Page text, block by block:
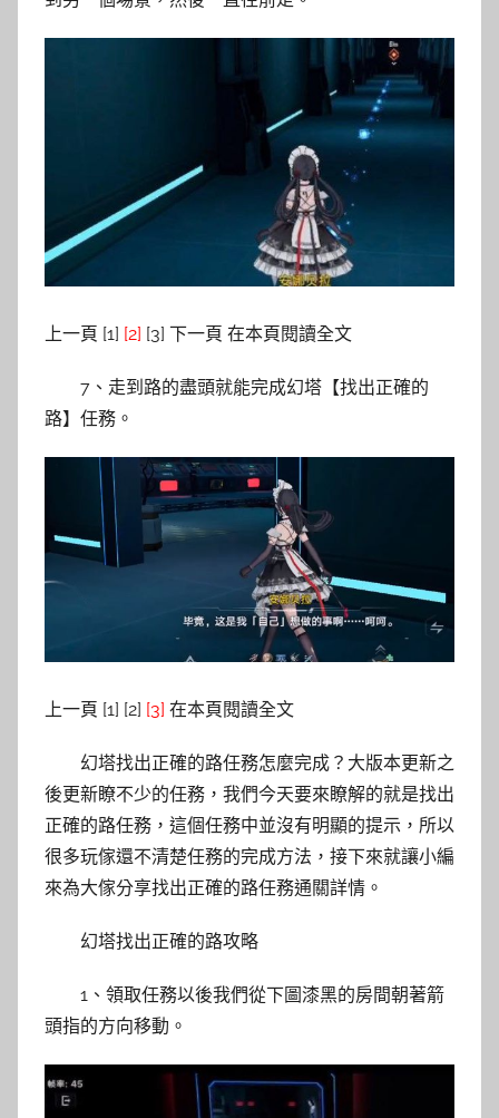
上一頁 [1] [2] [3] 下一頁 在本頁閱讀全文
7、走到路的盡頭就能完成幻塔【找出正確的
路】任務。
上一頁 [1] [2] [3] 在本頁閱讀全文
幻塔找出正確的路任務怎麼完成？大版本更新之
後更新瞭不少的任務，我們今天要來瞭解的就是找出
正確的路任務，這個任務中並沒有明顯的提示，所以
很多玩傢還不清楚任務的完成方法，接下來就讓小編
來為大傢分享找出正確的路任務通關詳情。
幻塔找出正確的路攻略
1、領取任務以後我們從下圖漆黑的房間朝著箭
頭指的方向移動。